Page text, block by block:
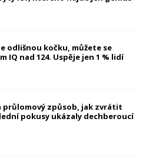
odlišnou kočku, můžete se
IQ nad 124. Uspěje jen 1 % lidí
průlomový způsob, jak zvrátit
pokusy ukázaly dechberoucí